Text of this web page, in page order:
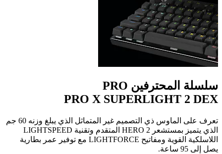
سلسلة المحترفين PRO
PRO X SUPERLIGHT 2 DEX
تعرف على الماوس ذي التصميم غير المتماثل الذي يبلغ وزنه 60 جم
اللاسلكية القوية ومفاتيح LIGHTFORCE‏ مع توفير عمر بطارية
يصل إلى 95 ساعة.